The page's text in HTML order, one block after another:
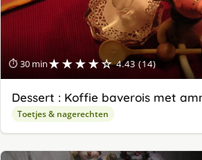
⏱ 30 min★★★★☆ 4.43 (14)
Dessert : Koffie baverois met
Toetjes & nagerechten